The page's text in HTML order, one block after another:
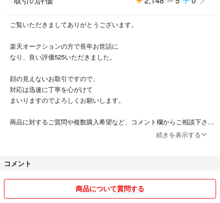
ご覧いただきましてありがとうございます。
楽天オークションの方で長年お世話に
なり、良い評価525いただきました。
顔の見えないお取引ですので、
対応は迅速に丁寧を心がけて
まいりますのでよろしくお願いします。
商品に対するご質問や複数購入希望など、コメント欄からご相談下さ
続きを表示する
コメント
商品について質問する